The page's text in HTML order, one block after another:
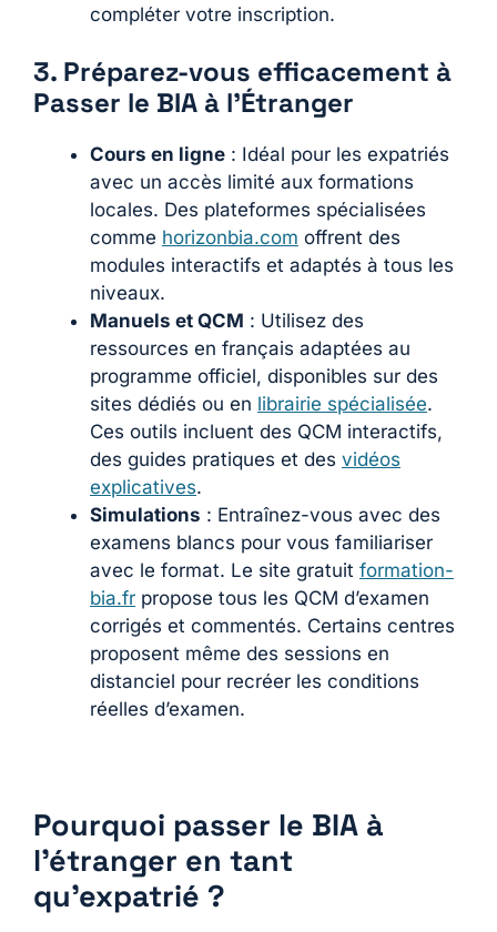
compléter votre inscription.
3. Préparez-vous efficacement à
Passer le BIA à l’Étranger
Cours en ligne : Idéal pour les expatriés
avec un accès limité aux formations
locales. Des plateformes spécialisées
comme horizonbia.com offrent des
modules interactifs et adaptés à tous les
niveaux.
Manuels et QCM : Utilisez des
ressources en français adaptées au
programme officiel, disponibles sur des
sites dédiés ou en librairie spécialisée.
Ces outils incluent des QCM interactifs,
des guides pratiques et des vidéos
explicatives.
Simulations : Entraînez-vous avec des
examens blancs pour vous familiariser
avec le format. Le site gratuit formation-
bia.fr propose tous les QCM d’examen
corrigés et commentés. Certains centres
proposent même des sessions en
distanciel pour recréer les conditions
réelles d’examen.
Pourquoi passer le BIA à
l’étranger en tant
qu’expatrié ?